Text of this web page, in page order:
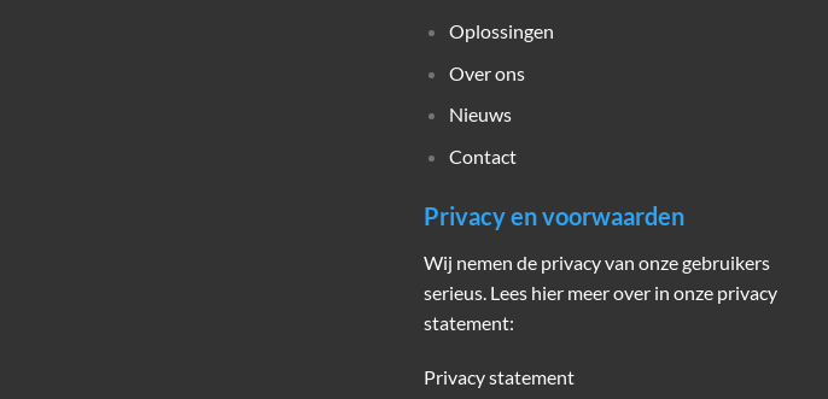
Oplossingen
Over ons
Nieuws
Contact
Privacy en voorwaarden
Wij nemen de privacy van onze gebruikers
serieus. Lees hier meer over in onze privacy
statement:
Privacy statement